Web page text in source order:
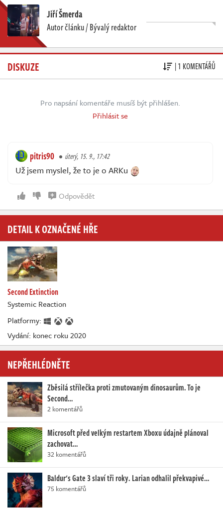
Jiří Šmerda
Autor článku / Bývalý redaktor
DISKUZE | 1 KOMENTÁŘŮ
Pro napsání komentáře musíš být přihlášen.
Přihlásit se
pitris90 úterý, 15. 9., 17:42
Už jsem myslel, že to je o ARKu
Odpovědět
DETAIL K OZNAČENÉ HŘE
Second Extinction
Systemic Reaction
Platformy:
Vydání: konec roku 2020
NEPŘEHLÉDNĚTE
Zběsilá střílečka proti zmutovaným dinosaurům. To je
Second…
2 komentářů
Microsoft před velkým restartem Xboxu údajně plánoval
zachovat…
32 komentářů
Baldur's Gate 3 slaví tři roky. Larian odhalil překvapivé…
75 komentářů